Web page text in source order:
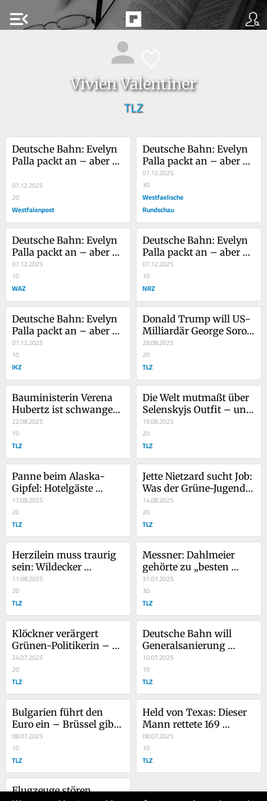
menu_open
Vivien Valentiner
TLZ
Deutsche Bahn: Evelyn
Palla packt an – aber
07.12.2025
20
Westfalenpost
Deutsche Bahn: Evelyn
Palla packt an – aber
sie muss auch liefern
07.12.2025
30
Westfaelische
Rundschau
Deutsche Bahn: Evelyn
Palla packt an – aber
sie muss auch liefern
07.12.2025
10
WAZ
Deutsche Bahn: Evelyn
Palla packt an – aber
sie muss auch liefern
07.12.2025
10
NRZ
Deutsche Bahn: Evelyn
Palla packt an – aber
sie muss auch liefern
07.12.2025
10
IKZ
Donald Trump will US-
Milliardär George Soros
anklagen lassen
28.08.2025
20
TLZ
Bauministerin Verena
Hubertz ist schwanger
– „sind überglücklich“
22.08.2025
10
TLZ
Die Welt mutmaßt über
Selenskyjs Outfit – und
was es aussagt
19.08.2025
20
TLZ
Panne beim Alaska-
Gipfel: Hotelgäste
finden US-
Regierungsdokumente
17.08.2025
20
TLZ
Jette Nietzard sucht Job:
Was der Grüne-Jugend-
Chefin vorschwebt
14.08.2025
20
TLZ
Herzilein muss traurig
sein: Wildecker
Herzbuben trennen sich
11.08.2025
20
TLZ
Messner: Dahlmeier
gehörte zu „besten
Bergsteigerinnen der
Welt“
31.07.2025
30
TLZ
Klöckner verärgert
Grünen-Politikerin –
und verteidigt strengen
Kurs
24.07.2025
20
TLZ
Deutsche Bahn will
Generalsanierung
nochmals um ein Jahr
verlängern
10.07.2025
10
TLZ
Bulgarien führt den
Euro ein – Brüssel gibt
grünes Licht
08.07.2025
10
TLZ
Held von Texas: Dieser
Mann rettete 169
Menschen das Leben
08.07.2025
10
TLZ
Flugzeuge stören